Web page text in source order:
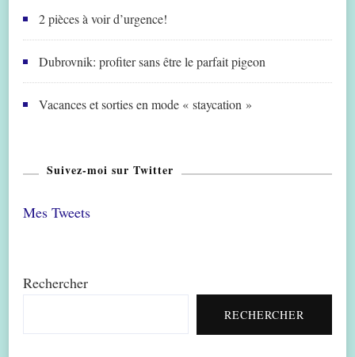
2 pièces à voir d’urgence!
Dubrovnik: profiter sans être le parfait pigeon
Vacances et sorties en mode « staycation »
Suivez-moi sur Twitter
Mes Tweets
Rechercher
RECHERCHER